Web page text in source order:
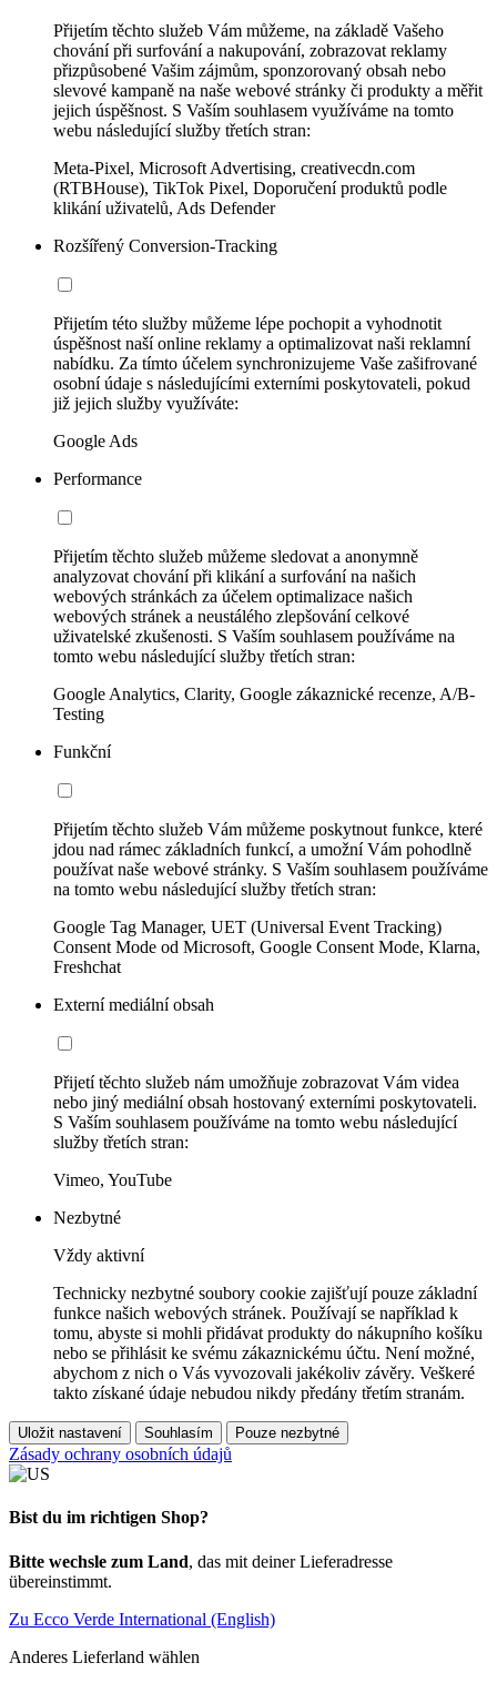
Přijetím těchto služeb Vám můžeme, na základě Vašeho
chování při surfování a nakupování, zobrazovat reklamy
přizpůsobené Vašim zájmům, sponzorovaný obsah nebo
slevové kampaně na naše webové stránky či produkty a měřit
jejich úspěšnost. S Vaším souhlasem využíváme na tomto
webu následující služby třetích stran:
Meta-Pixel, Microsoft Advertising, creativecdn.com
(RTBHouse), TikTok Pixel, Doporučení produktů podle
klikání uživatelů, Ads Defender
Rozšířený Conversion-Tracking
Přijetím této služby můžeme lépe pochopit a vyhodnotit
úspěšnost naší online reklamy a optimalizovat naši reklamní
nabídku. Za tímto účelem synchronizujeme Vaše zašifrované
osobní údaje s následujícími externími poskytovateli, pokud
již jejich služby využíváte:
Google Ads
Performance
Přijetím těchto služeb můžeme sledovat a anonymně
analyzovat chování při klikání a surfování na našich
webových stránkách za účelem optimalizace našich
webových stránek a neustálého zlepšování celkové
uživatelské zkušenosti. S Vaším souhlasem používáme na
tomto webu následující služby třetích stran:
Google Analytics, Clarity, Google zákaznické recenze, A/B-
Testing
Funkční
Přijetím těchto služeb Vám můžeme poskytnout funkce, které
jdou nad rámec základních funkcí, a umožní Vám pohodlně
používat naše webové stránky. S Vaším souhlasem používáme
na tomto webu následující služby třetích stran:
Google Tag Manager, UET (Universal Event Tracking)
Consent Mode od Microsoft, Google Consent Mode, Klarna,
Freshchat
Externí mediální obsah
Přijetí těchto služeb nám umožňuje zobrazovat Vám videa
nebo jiný mediální obsah hostovaný externími poskytovateli.
S Vaším souhlasem používáme na tomto webu následující
služby třetích stran:
Vimeo, YouTube
Nezbytné
Vždy aktivní
Technicky nezbytné soubory cookie zajišťují pouze základní
funkce našich webových stránek. Používají se například k
tomu, abyste si mohli přidávat produkty do nákupního košíku
nebo se přihlásit ke svému zákaznickému účtu. Není možné,
abychom z nich o Vás vyvozovali jakékoliv závěry. Veškeré
takto získané údaje nebudou nikdy předány třetím stranám.
Uložit nastavení Souhlasím Pouze nezbytné
Zásady ochrany osobních údajů
Bist du im richtigen Shop?
Bitte wechsle zum Land, das mit deiner Lieferadresse
übereinstimmt.
Zu Ecco Verde International (English)
Anderes Lieferland wählen